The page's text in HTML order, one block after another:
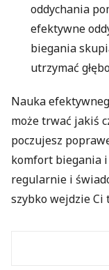
oddychania
efektywne
biegania
utrzymać
Nauka
może trwać jakiś
poczujesz
komfort biegania
regularnie i
szybko wejdzie Ci